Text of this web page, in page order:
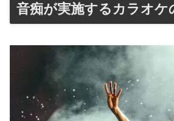
音痴が実施するカラオケ